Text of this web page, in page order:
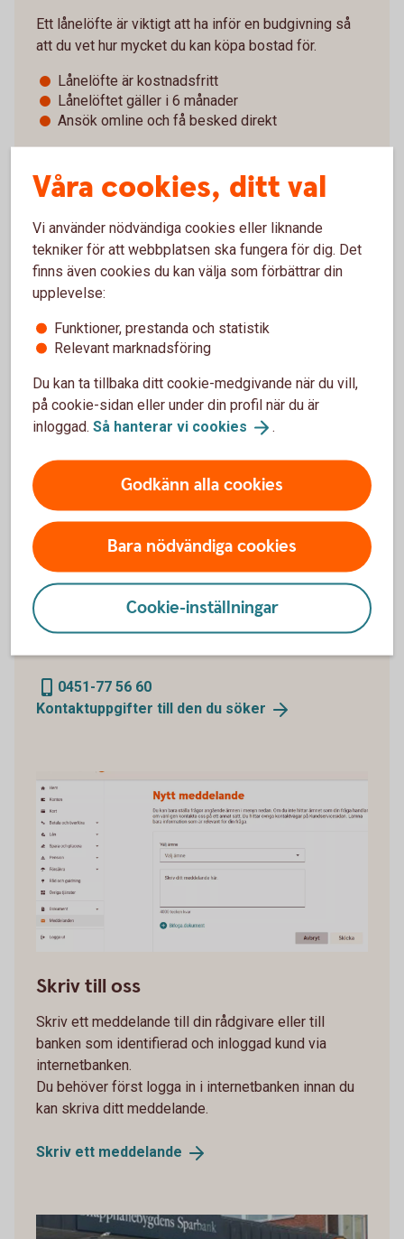
Ett lånelöfte är viktigt att ha inför en budgivning så
att du vet hur mycket du kan köpa bostad för.
Lånelöfte är kostnadsfritt
Lånelöftet gäller i 6 månader
Ansök omline och få besked direkt
Räkna och ansök omlånelöfte
bygge_privat
Ring oss
Här finns telefonnummer till bankens växel, men du
kan även hitta kontaktuppgifter till hela vår personal
0451-77 56 60
Kontaktuppgifter till den du söker
Skriv till oss
Skriv ett meddelande till din rådgivare eller till
banken som identifierad och inloggad kund via
internetbanken.
Du behöver först logga in i internetbanken innan du
kan skriva ditt meddelande.
Skriv ett meddelande
Våra cookies, ditt val
Vi använder nödvändiga cookies eller liknande
tekniker för att webbplatsen ska fungera för dig. Det
finns även cookies du kan välja som förbättrar din
upplevelse:
Funktioner, prestanda och statistik
Relevant marknadsföring
Du kan ta tillbaka ditt cookie-medgivande när du vill,
på cookie-sidan eller under din profil när du är
inloggad. Så hanterar vi cookies .
Godkänn alla cookies
Bara nödvändiga cookies
Cookie-inställningar